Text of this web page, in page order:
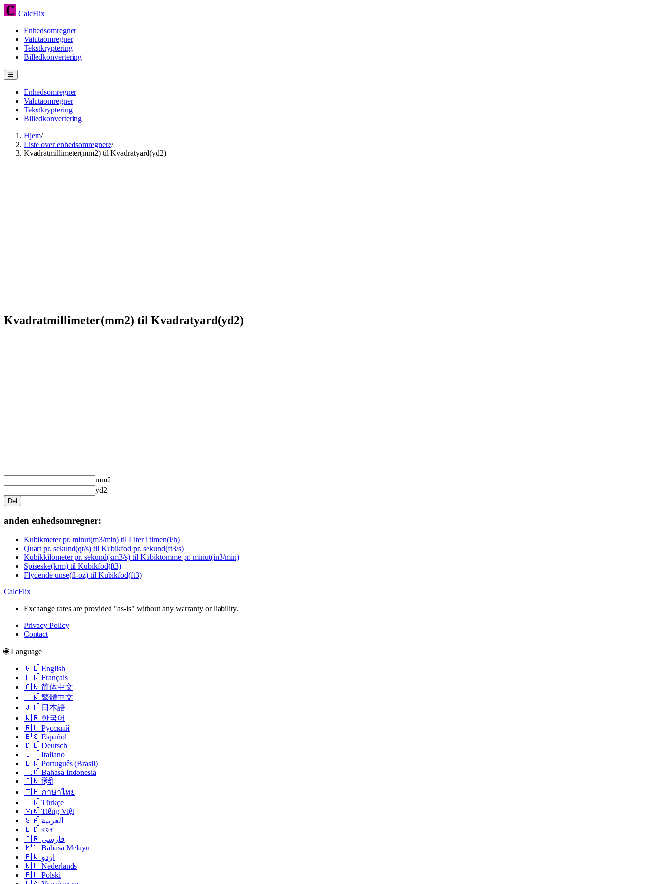
CalcFlix
Enhedsomregner
Valutaomregner
Tekstkryptering
Billedkonvertering
☰
Enhedsomregner
Valutaomregner
Tekstkryptering
Billedkonvertering
Hjem/
Liste over enhedsomregnere/
Kvadratmillimeter(mm2) til Kvadratyard(yd2)
Kvadratmillimeter(mm2) til Kvadratyard(yd2)
mm2
yd2
Del
anden enhedsomregner:
Kubikmeter pr. minut(m3/min) til Liter i timen(l/h)
Quart pr. sekund(qt/s) til Kubikfod pr. sekund(ft3/s)
Kubikkilometer pr. sekund(km3/s) til Kubiktomme pr. minut(in3/min)
Spiseske(krm) til Kubikfod(ft3)
Flydende unse(fl-oz) til Kubikfod(ft3)
CalcFlix
Exchange rates are provided "as-is" without any warranty or liability.
Privacy Policy
Contact
🌐 Language
🇬🇧 English
🇫🇷 Français
🇨🇳 简体中文
🇹🇼 繁體中文
🇯🇵 日本語
🇰🇷 한국어
🇷🇺 Русский
🇪🇸 Español
🇩🇪 Deutsch
🇮🇹 Italiano
🇧🇷 Português (Brasil)
🇮🇩 Bahasa Indonesia
🇮🇳 हिंदी
🇹🇭 ภาษาไทย
🇹🇷 Türkçe
🇻🇳 Tiếng Việt
🇸🇦 العربية
🇧🇩 বাংলা
🇮🇷 فارسی
🇲🇾 Bahasa Melayu
🇵🇰 اردو
🇳🇱 Nederlands
🇵🇱 Polski